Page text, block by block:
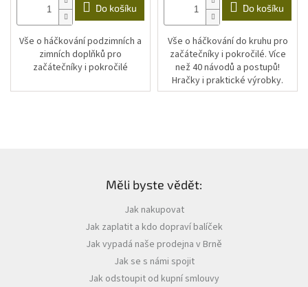
Do košíku
Vše o háčkování podzimních a
zimních doplňků pro
začátečníky i pokročilé
Do košíku
Vše o háčkování do kruhu pro
začátečníky i pokročilé. Více
než 40 návodů a postupů!
Hračky i praktické výrobky.
Měli byste vědět:
Jak nakupovat
Jak zaplatit a kdo dopraví balíček
Jak vypadá naše prodejna v Brně
Jak se s námi spojit
Jak odstoupit od kupní smlouvy